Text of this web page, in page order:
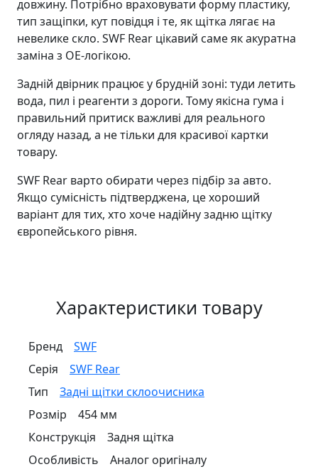
довжину. Потрібно враховувати форму пластику,
тип защіпки, кут повідця і те, як щітка лягає на
невелике скло. SWF Rear цікавий саме як акуратна
заміна з OE-логікою.
Задній двірник працює у брудній зоні: туди летить
вода, пил і реагенти з дороги. Тому якісна гума і
правильний притиск важливі для реального
огляду назад, а не тільки для красивої картки
товару.
SWF Rear варто обирати через підбір за авто.
Якщо сумісність підтверджена, це хороший
варіант для тих, хто хоче надійну задню щітку
європейського рівня.
Характеристики товару
Бренд
SWF
Серія
SWF Rear
Тип
Задні щітки склоочисника
Розмір
454 мм
Конструкція
Задня щітка
Особливість
Аналог оригіналу